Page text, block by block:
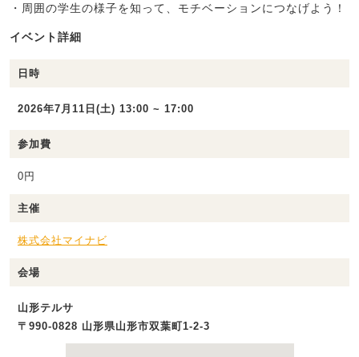
・周囲の学生の様子を知って、モチベーションにつなげよう！
イベント詳細
日時
2026年7月11日(土) 13:00 ~ 17:00
参加費
0円
主催
株式会社マイナビ
会場
山形テルサ
〒990-0828 山形県山形市双葉町1-2-3